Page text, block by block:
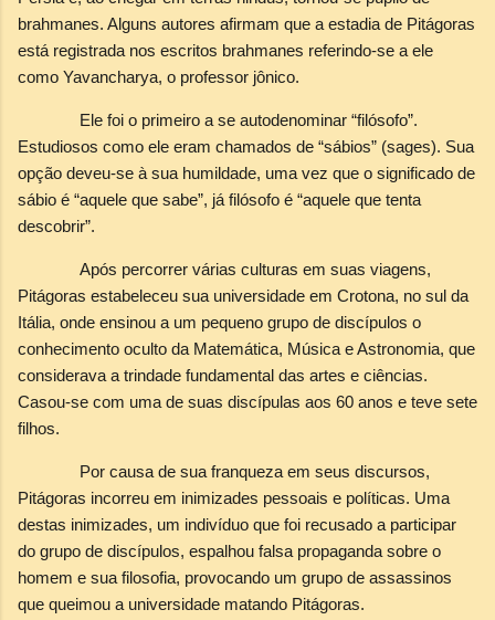
brahmanes. Alguns autores afirmam que a estadia de Pitágoras
está registrada nos escritos brahmanes referindo-se a ele
como Yavancharya, o professor jônico.
Ele foi o primeiro a se autodenominar “filósofo”.
Estudiosos como ele eram chamados de “sábios” (sages). Sua
opção deveu-se à sua humildade, uma vez que o significado de
sábio é “aquele que sabe”, já filósofo é “aquele que tenta
descobrir”.
Após percorrer várias culturas em suas viagens,
Pitágoras estabeleceu sua universidade em Crotona, no sul da
Itália, onde ensinou a um pequeno grupo de discípulos o
conhecimento oculto da Matemática, Música e Astronomia, que
considerava a trindade fundamental das artes e ciências.
Casou-se com uma de suas discípulas aos 60 anos e teve sete
filhos.
Por causa de sua franqueza em seus discursos,
Pitágoras incorreu em inimizades pessoais e políticas. Uma
destas inimizades, um indivíduo que foi recusado a participar
do grupo de discípulos, espalhou falsa propaganda sobre o
homem e sua filosofia, provocando um grupo de assassinos
que queimou a universidade matando Pitágoras.